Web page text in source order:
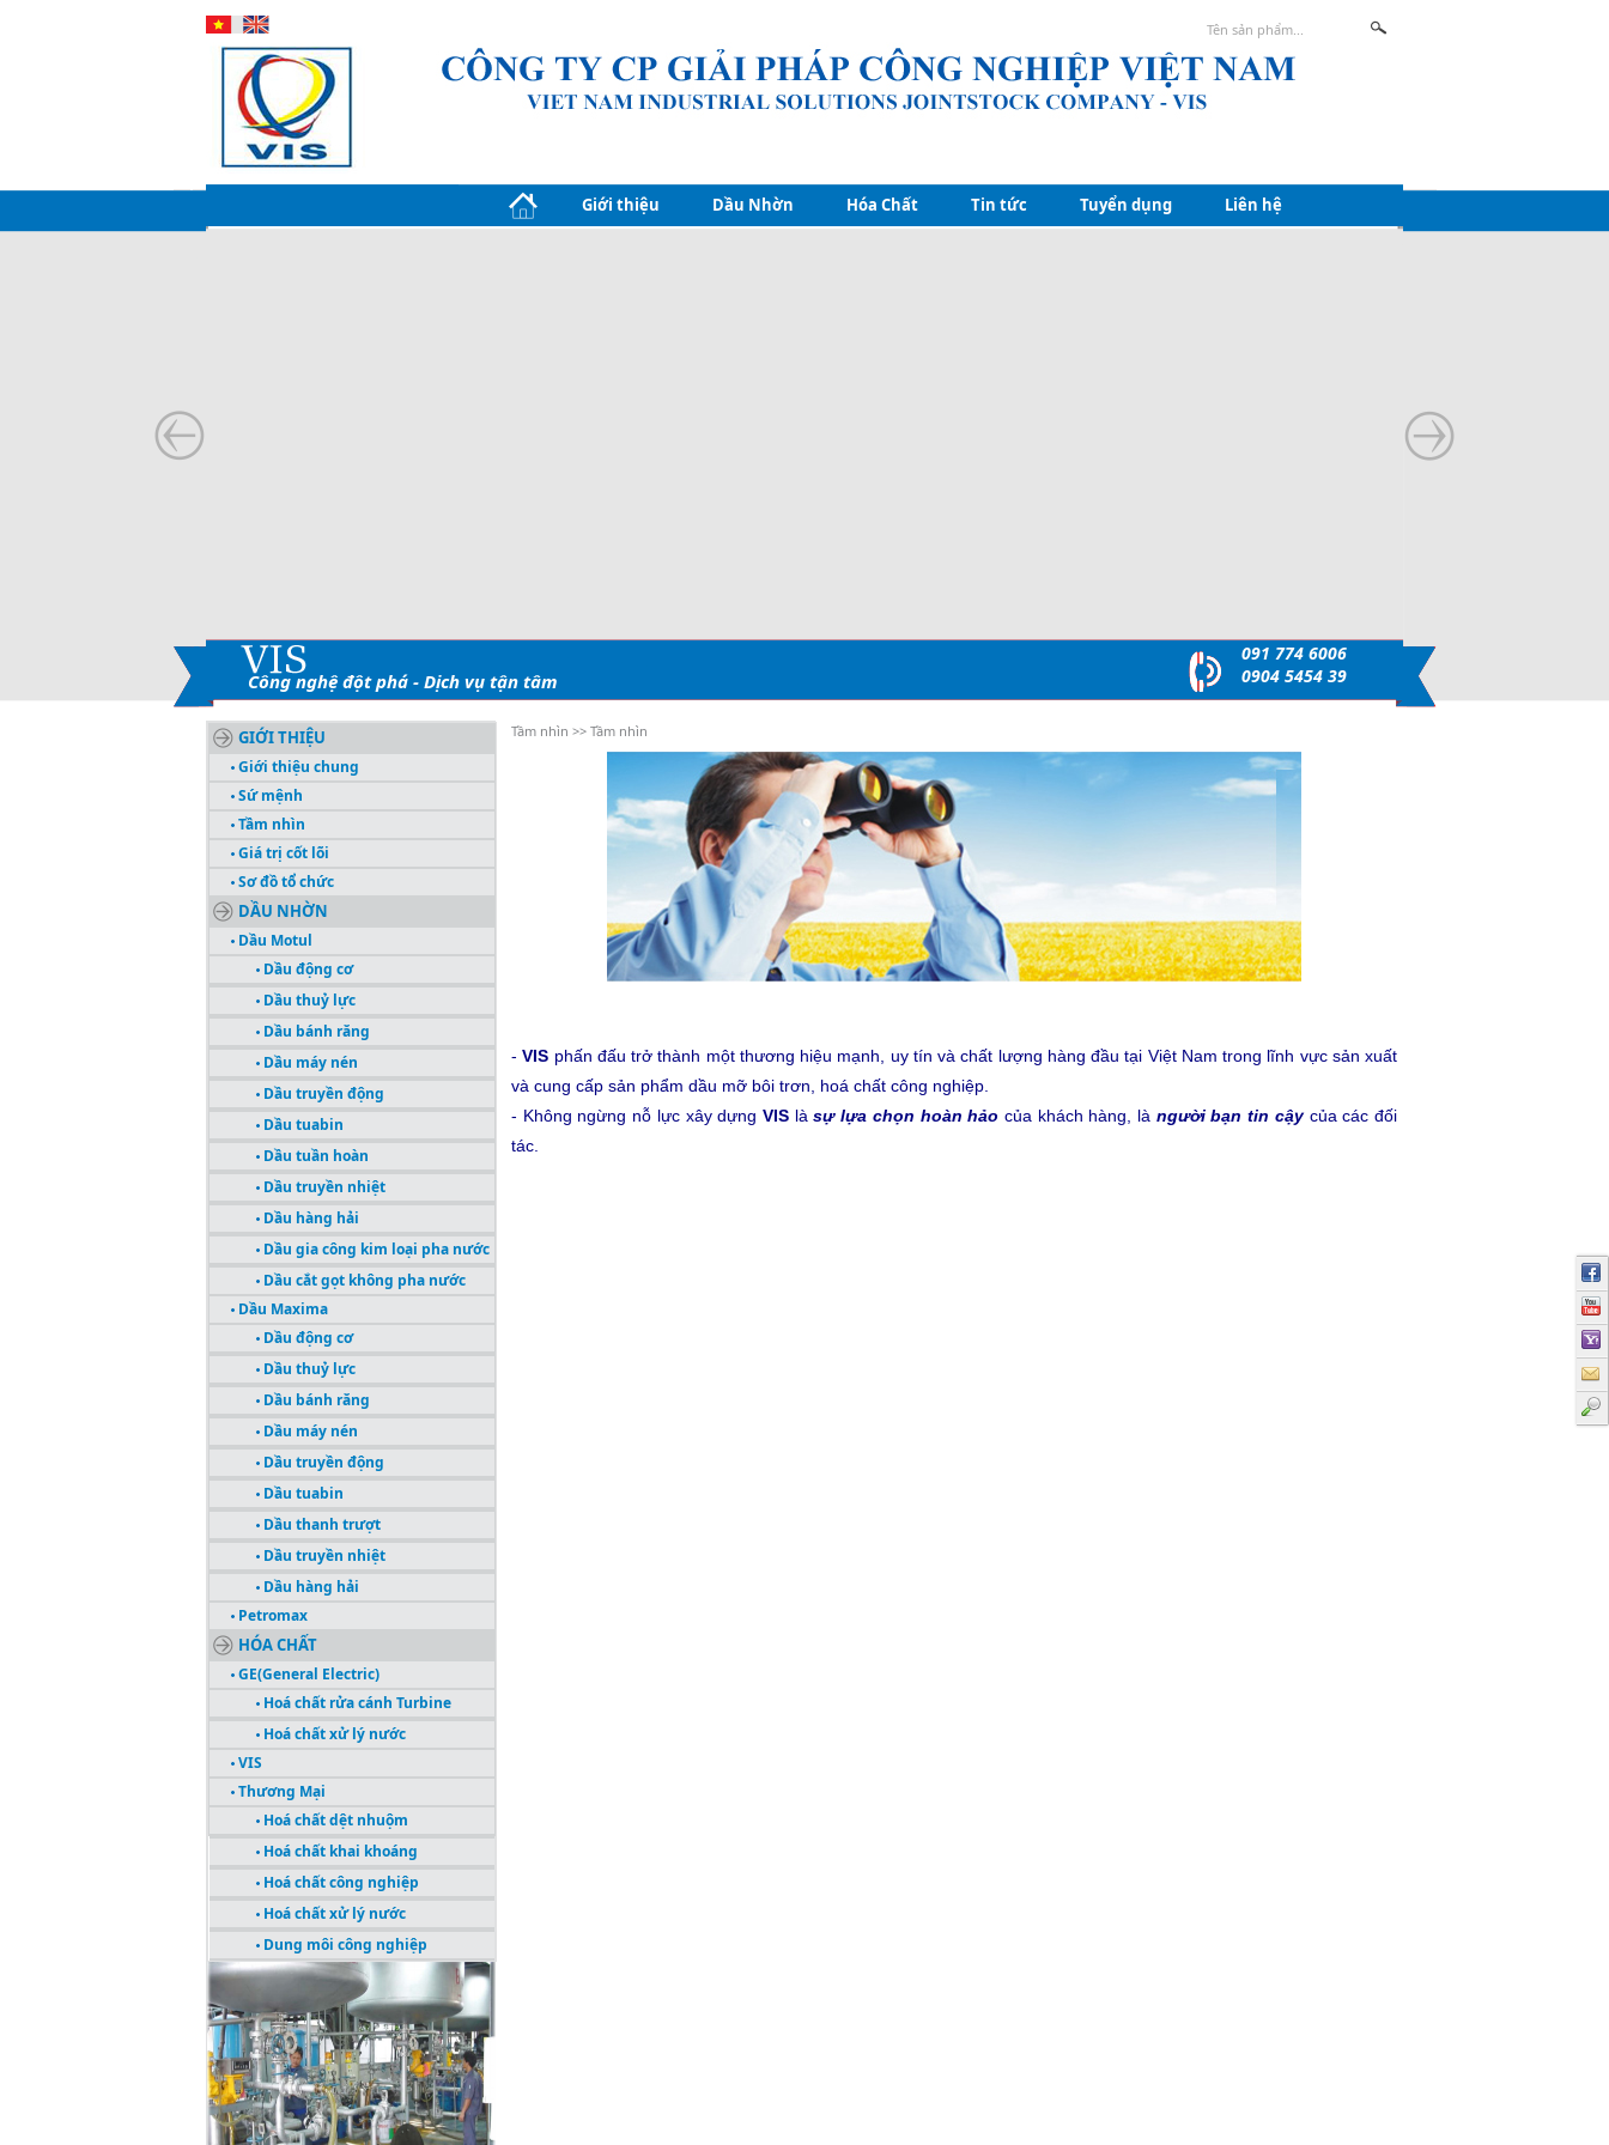
Giới thiệu Dầu Nhờn Hóa Chất Tin tức Tuyển dụng Liên hệ
Công nghệ đột phá - Dịch vụ tận tâm
091 774 6006
0904 5454 39
GIỚI THIỆU
Giới thiệu chung
Sứ mệnh
Tầm nhìn
Giá trị cốt lõi
Sơ đồ tổ chức
DẦU NHỜN
Dầu Motul
Dầu động cơ
Dầu thuỷ lực
Dầu bánh răng
Dầu máy nén
Dầu truyền động
Dầu tuabin
Dầu tuần hoàn
Dầu truyền nhiệt
Dầu hàng hải
Dầu gia công kim loại pha nước
Dầu cắt gọt không pha nước
Dầu Maxima
Dầu động cơ
Dầu thuỷ lực
Dầu bánh răng
Dầu máy nén
Dầu truyền động
Dầu tuabin
Dầu thanh trượt
Dầu truyền nhiệt
Dầu hàng hải
Petromax
HÓA CHẤT
GE(General Electric)
Hoá chất rửa cánh Turbine
Hoá chất xử lý nước
VIS
Thương Mại
Hoá chất dệt nhuộm
Hoá chất khai khoáng
Hoá chất công nghiệp
Hoá chất xử lý nước
Dung môi công nghiệp
CÔNG TRÌNH TIÊU BIỂU
Tầm nhìn >> Tầm nhìn
-VIS phấn đấu trở thành một thương hiệu mạnh, uy tín và chất lượng hàng đầu tại Việt Nam trong lĩnh vực sản xuất
và cung cấp sản phẩm dầu mỡ bôi trơn, hoá chất công nghiệp.
- Không ngừng nỗ lực xây dựng VISlàsự lựa chọn hoàn hảo của khách hàng, là người bạn tin cậycủa các đối
tác.